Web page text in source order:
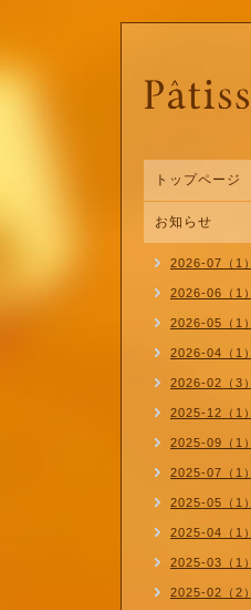
トップページ
お知らせ
2026-07（1）
2026-06（1）
2026-05（1）
2026-04（1）
2026-02（3）
2025-12（1）
2025-09（1）
2025-07（1）
2025-05（1）
2025-04（1）
2025-03（1）
2025-02（2）